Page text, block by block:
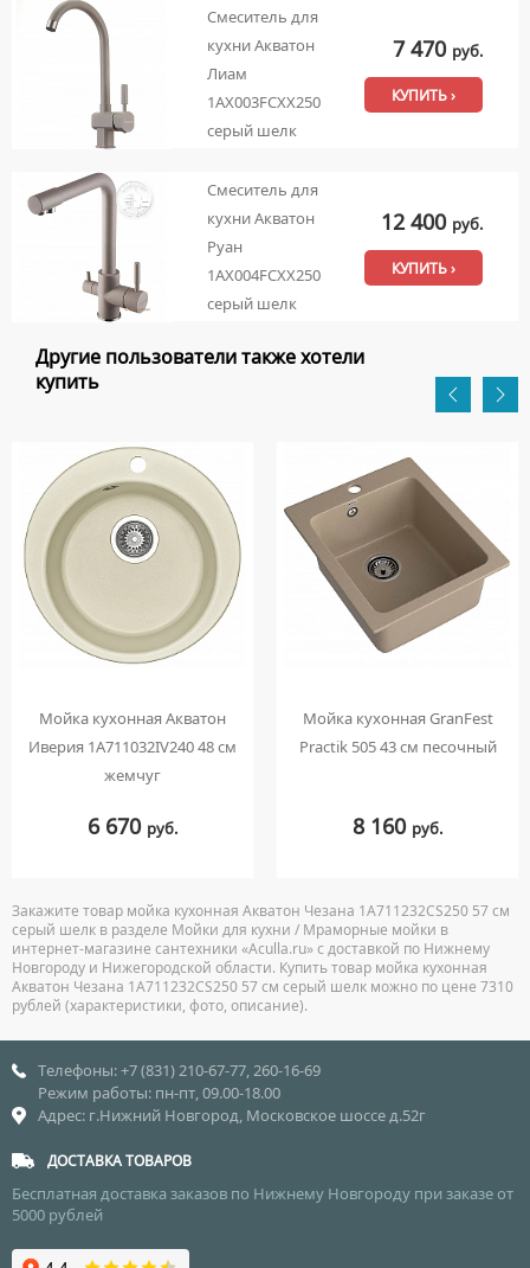
Смеситель для
кухни Акватон
Лиам
1AX003FCXX250
серый шелк
7 470 руб.
КУПИТЬ ›
Смеситель для
кухни Акватон
Руан
1AX004FCXX250
серый шелк
12 400 руб.
КУПИТЬ ›
Другие пользователи также хотели
купить
Мойка кухонная Акватон
Иверия 1A711032IV240 48 см
жемчуг
6 670 руб.
Мойка кухонная GranFest
Practik 505 43 см песочный
8 160 руб.
Закажите товар мойка кухонная Акватон Чезана 1A711232CS250 57 см
серый шелк в разделе Мойки для кухни / Мраморные мойки в
интернет-магазине сантехники «Aculla.ru» с доставкой по Нижнему
Новгороду и Нижегородской области. Купить товар мойка кухонная
Акватон Чезана 1A711232CS250 57 см серый шелк можно по цене 7310
рублей (характеристики, фото, описание).
Телефоны: +7 (831) 210-67-77, 260-16-69
Режим работы: пн-пт, 09.00-18.00
Адрес: г.Нижний Новгород, Московское шоссе д.52г
ДОСТАВКА ТОВАРОВ
Бесплатная доставка заказов по Нижнему Новгороду при заказе от
5000 рублей